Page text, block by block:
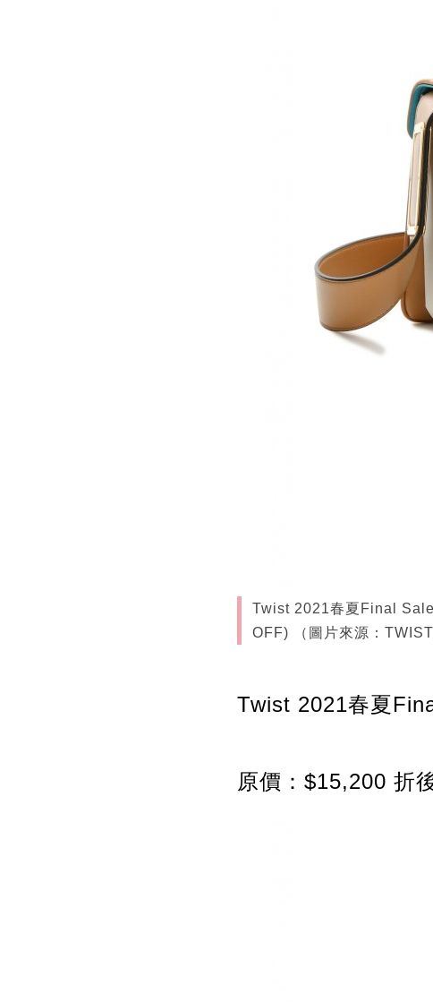
Twist 2021春夏Final
OFF) （圖片來源：TWIST
Twist 2021春夏
原價：$15,200 折